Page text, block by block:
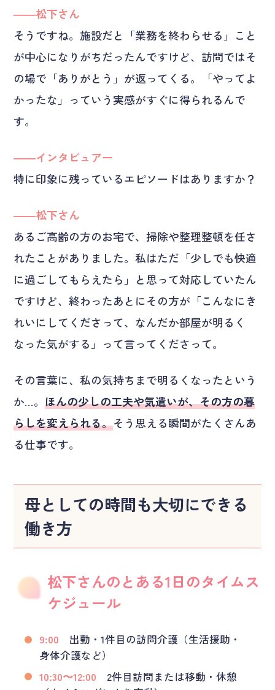
――松下さん
そうですね。施設だと「業務を終わらせる」こと
が中心になりがちだったんですけど、訪問ではそ
の場で「ありがとう」が返ってくる。「やってよ
かったな」っていう実感がすぐに得られるんで
す。
――インタビュアー
特に印象に残っているエピソードはありますか？
――松下さん
あるご高齢の方のお宅で、掃除や整理整頓を任さ
れたことがありました。私はただ「少しでも快適
に過ごしてもらえたら」と思って対応していたん
ですけど、終わったあとにその方が「こんなにき
れいにしてくださって、なんだか部屋が明るく
なった気がする」って言ってくださって。
その言葉に、私の気持ちまで明るくなったという
か…。ほんの少しの工夫や気遣いが、その方の暮
らしを変えられる。そう思える瞬間がたくさんあ
る仕事です。
母としての時間も大切にできる
働き方
松下さんのとある1日のタイムス
ケジュール
9:00 出勤・1件目の訪問介護（生活援助・
身体介護など）
10:30〜12:00 2件目訪問または移動・休憩